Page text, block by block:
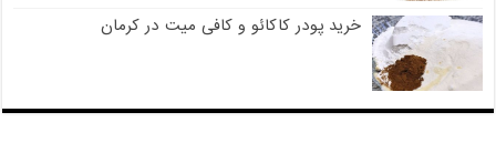
خرید پودر کاکائو و کافی میت در کرمان